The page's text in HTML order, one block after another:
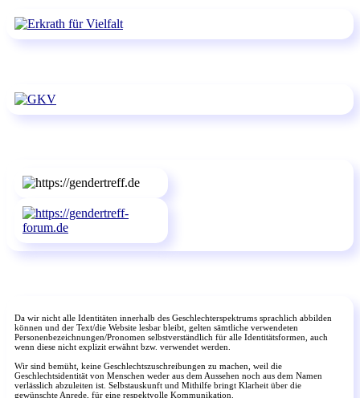
Da wir nicht alle Identitäten innerhalb des Geschlechterspektrums sprachlich abbilden
können und der Text/die Website lesbar bleibt, gelten sämtliche verwendeten
Personenbezeichnungen/Pronomen selbstverständlich für alle Identitätsformen, auch
wenn diese nicht explizit erwähnt bzw. verwendet werden.
Wir sind bemüht, keine Geschlechtszuschreibungen zu machen, weil die
Geschlechtsidentität von Menschen weder aus dem Aussehen noch aus dem Namen
verlässlich abzuleiten ist. Selbstauskunft und Mithilfe bringt Klarheit über die
gewünschte Anrede, für eine respektvolle Kommunikation.